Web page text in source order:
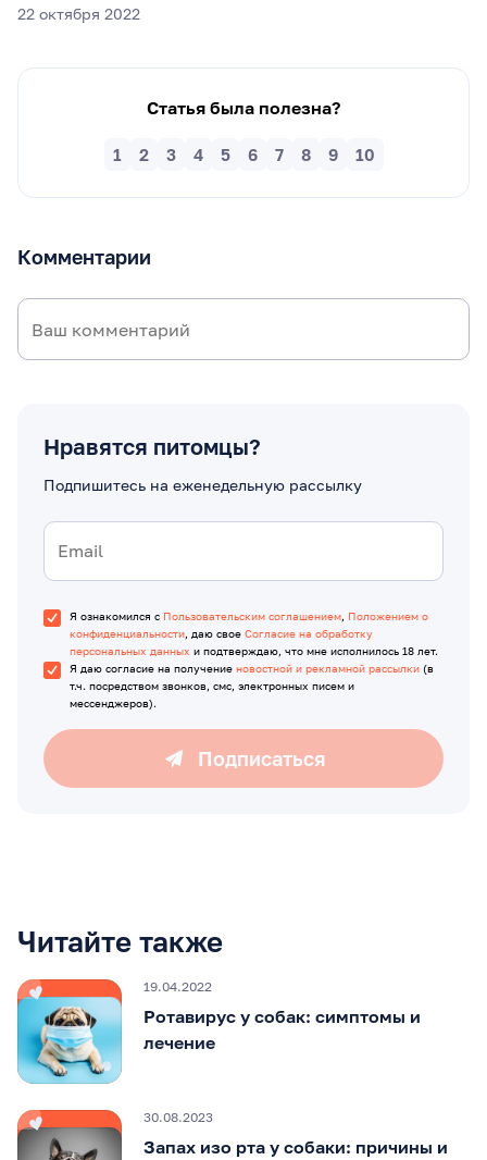
22 октября 2022
Статья была полезна?
10
9
8
7
6
5
4
3
2
1
Комментарии
Нравятся питомцы?
Подпишитесь на еженедельную рассылку
Я ознакомился с Пользовательским соглашением, Положением о
конфиденциальности, даю свое Согласие на обработку
персональных данных и подтверждаю, что мне исполнилось 18 лет.
Я даю согласие на получение новостной и рекламной рассылки (в
т.ч. посредством звонков, смс, электронных писем и
мессенджеров).
Подписаться
Читайте также
19.04.2022
Ротавирус у собак: симптомы и
лечение
30.08.2023
Запах изо рта у собаки: причины и